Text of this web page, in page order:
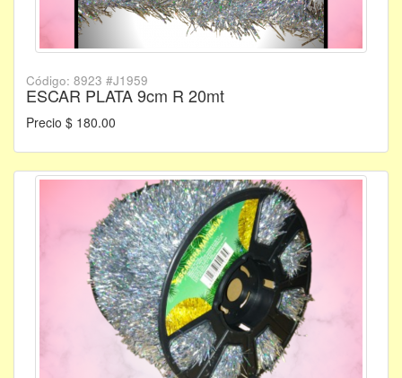
Código: 8923 #J1959
ESCAR PLATA 9cm R 20mt
Precio $ 180.00